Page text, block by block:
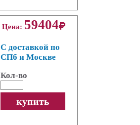
Цена: 59404
С доставкой по
СПб и Москве
Кол-во
купить